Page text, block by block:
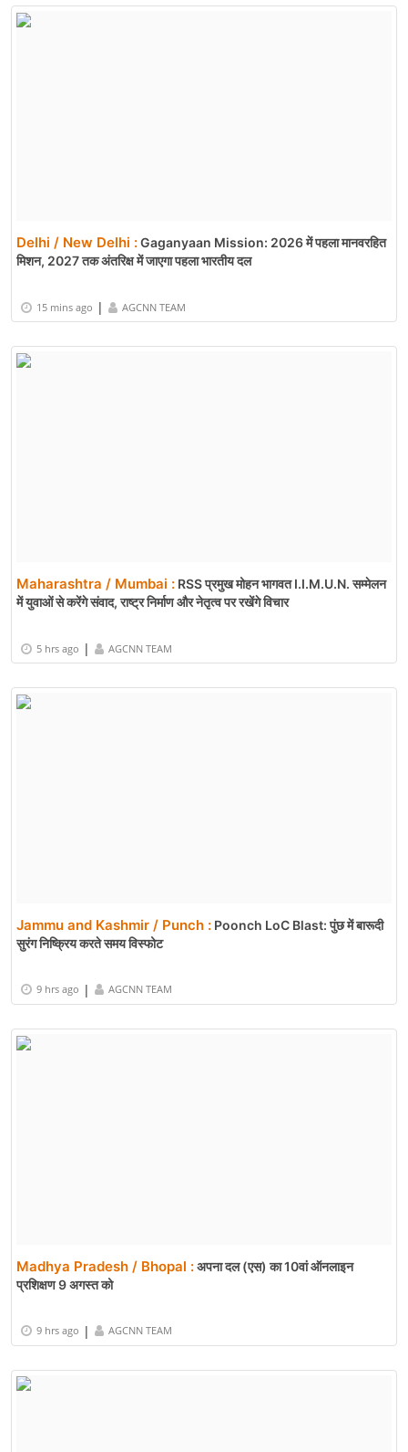
चुनौतियों के लिए पार्टी को कितनी मजबूती से एकजुट कर पाता है।